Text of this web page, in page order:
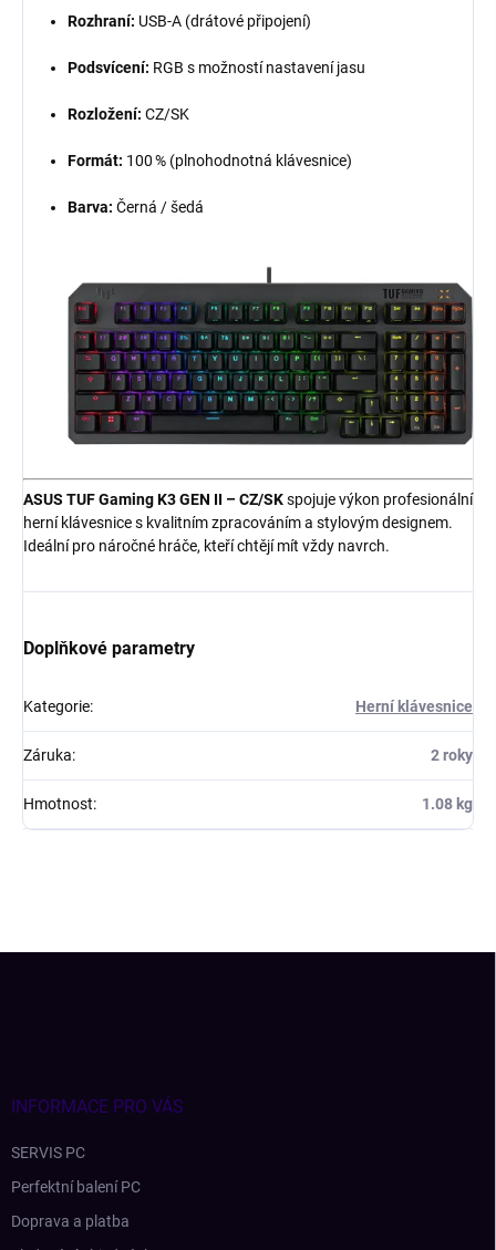
Rozhraní: USB-A (drátové připojení)
Podsvícení: RGB s možností nastavení jasu
Rozložení: CZ/SK
Formát: 100 % (plnohodnotná klávesnice)
Barva: Černá / šedá
ASUS TUF Gaming K3 GEN II – CZ/SKspojuje výkon profesionální
herní klávesnice s kvalitním zpracováním a stylovým designem.
Ideální pro náročné hráče, kteří chtějí mít vždy navrch.
Doplňkové parametry
Kategorie: Herní klávesnice
Záruka: 2 roky
Hmotnost: 1.08 kg
INFORMACE PRO VÁS
SERVIS PC
Perfektní balení PC
Doprava a platba